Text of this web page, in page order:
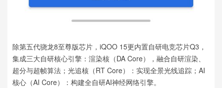
除第五代骁龙8至尊版芯片，iQOO 15更内置自研电竞芯片Q3，
集成三大自研核心引擎：渲染核（DA Core），融合自研渲染、
超分与超帧算法；光追核（RT Core）：实现全景光线追踪；AI
核心（AI Core）：构建全自研AI神经网络引擎。